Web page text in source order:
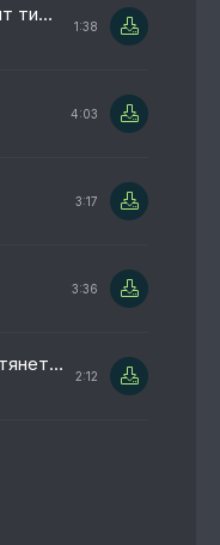
А это счастье любит тишину
1:38
4:03
3:17
3:36
Меня как будто бы тянет тебе действительно тянет
2:12